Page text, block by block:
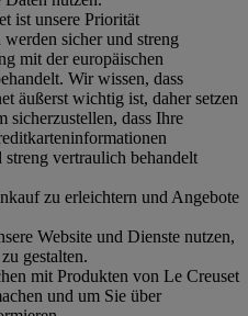
ist unsere Priorität
sicher und streng
mit der europäischen
Wir wissen, dass
äußerst wichtig ist, daher setzen
sicherzustellen, dass Ihre
vertraulich behandelt
zu erleichtern und Angebote
Website und Dienste nutzen,
gestalten.
mit Produkten von Le Creuset
und um Sie über